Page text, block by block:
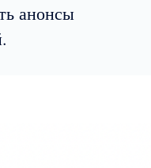
анонсы